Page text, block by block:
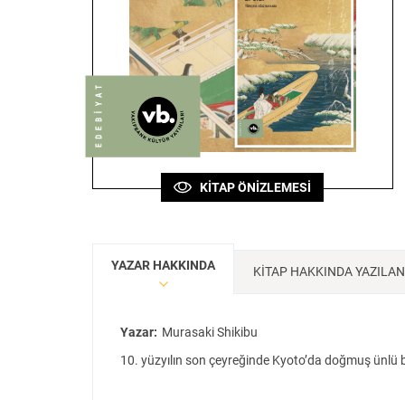
Klasik Bilim
Sanat
Bilim
KİTAP ÖNİZLEMESİ
YAZAR HAKKINDA KİTAP HAKKINDA
Yazar: Murasaki Shikibu
10. yüzyılın son çeyreğinde Kyoto’da doğmuş